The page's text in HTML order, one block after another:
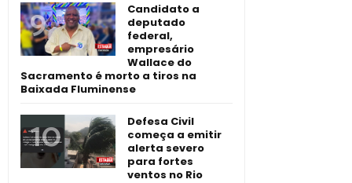
Candidato a
deputado
federal,
empresário
Wallace do
Sacramento é morto a tiros na
Baixada Fluminense
Defesa Civil
começa a emitir
alerta severo
para fortes
ventos no Rio